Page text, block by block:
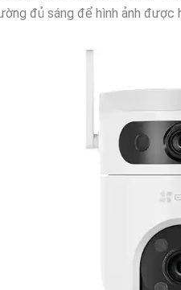
đủ sáng để hình ảnh được